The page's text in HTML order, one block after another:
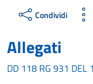
Condividi
Allegati
DD 118 RG 931 DEL